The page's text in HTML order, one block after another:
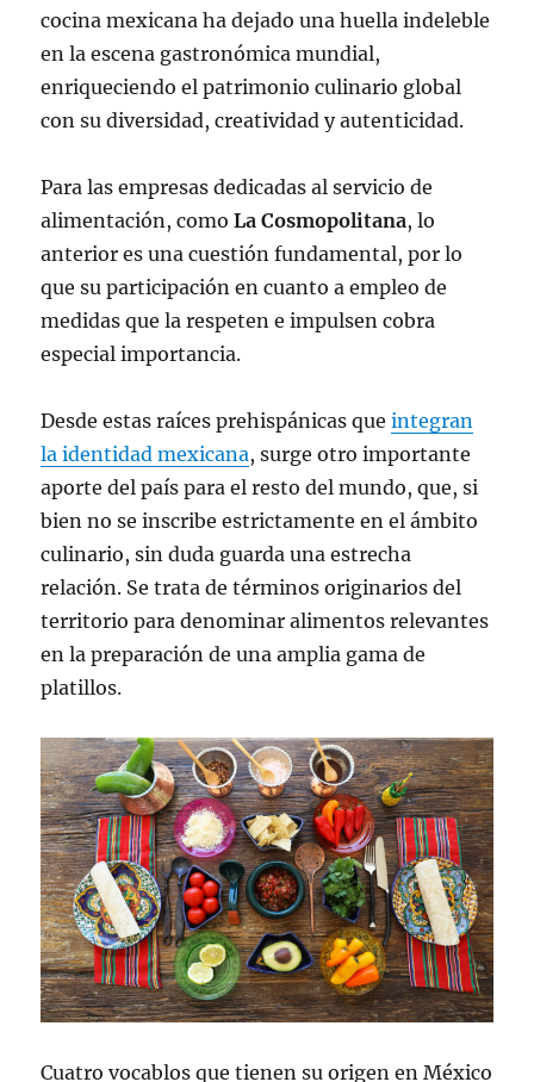
cocina mexicana ha dejado una huella indeleble
en la escena gastronómica mundial,
enriqueciendo el patrimonio culinario global
con su diversidad, creatividad y autenticidad.
Para las empresas dedicadas al servicio de
alimentación, comoLa Cosmopolitana, lo
anterior es una cuestión fundamental, por lo
que su participación en cuanto a empleo de
medidas que la respeten e impulsen cobra
especial importancia.
Desde estas raíces prehispánicas queintegran
la identidad mexicana, surge otro importante
aporte del país para el resto del mundo, que, si
bien no se inscribe estrictamente en el ámbito
culinario, sin duda guarda una estrecha
relación. Se trata de términos originarios del
territorio para denominar alimentos relevantes
en la preparación de una amplia gama de
platillos.
Cuatro vocablos que tienen su origen en México